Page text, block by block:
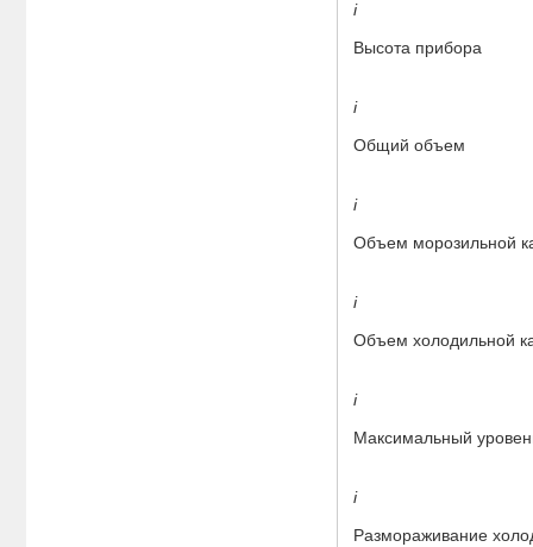
i
Высота прибора
i
Общий объем
i
Объем морозильной
i
Объем холодильной
i
Максимальный
i
Размораживание